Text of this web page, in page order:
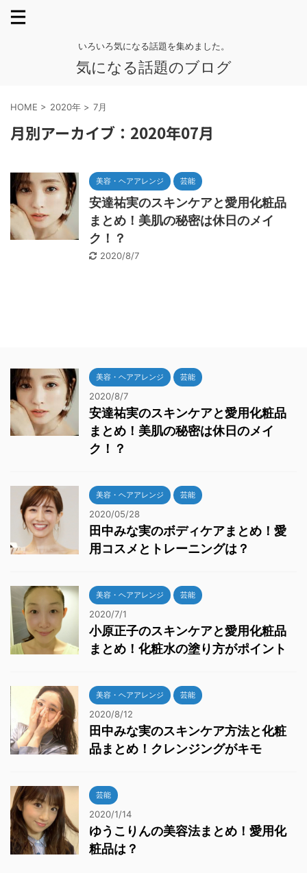
いろいろ気になる話題を集めました。
気になる話題のブログ
HOME > 2020年 > 7月
月別アーカイブ：2020年07月
美容・ヘアアレンジ 芸能
安達祐実のスキンケアと愛用化粧品
まとめ！美肌の秘密は休日のメイ
ク！？
2020/8/7
美容・ヘアアレンジ 芸能
2020/8/7
安達祐実のスキンケアと愛用化粧品
まとめ！美肌の秘密は休日のメイ
ク！？
美容・ヘアアレンジ 芸能
2020/05/28
田中みな実のボディケアまとめ！愛
用コスメとトレーニングは？
美容・ヘアアレンジ 芸能
2020/7/1
小原正子のスキンケアと愛用化粧品
まとめ！化粧水の塗り方がポイント
美容・ヘアアレンジ 芸能
2020/8/12
田中みな実のスキンケア方法と化粧
品まとめ！クレンジングがキモ
芸能
2020/1/14
ゆうこりんの美容法まとめ！愛用化
粧品は？